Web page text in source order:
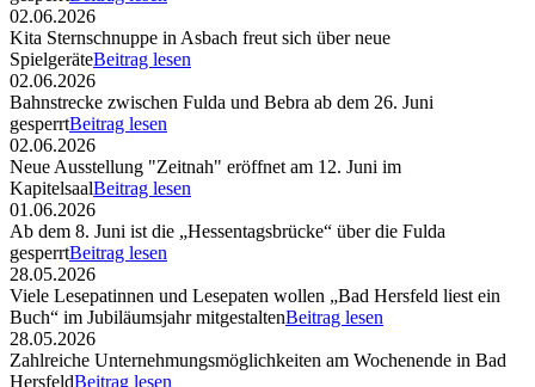
02.06.2026
Kita Sternschnuppe in Asbach freut sich über neue
SpielgeräteBeitrag lesen
02.06.2026
Bahnstrecke zwischen Fulda und Bebra ab dem 26. Juni
gesperrtBeitrag lesen
02.06.2026
Neue Ausstellung "Zeitnah" eröffnet am 12. Juni im
KapitelsaalBeitrag lesen
01.06.2026
Ab dem 8. Juni ist die „Hessentagsbrücke“ über die Fulda
gesperrtBeitrag lesen
28.05.2026
Viele Lesepatinnen und Lesepaten wollen „Bad Hersfeld liest ein
Buch“ im Jubiläumsjahr mitgestaltenBeitrag lesen
28.05.2026
Zahlreiche Unternehmungsmöglichkeiten am Wochenende in Bad
HersfeldBeitrag lesen